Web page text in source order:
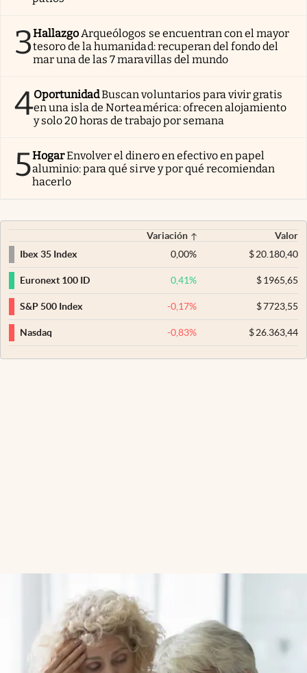
3Hallazgo Arqueólogos se encuentran con el mayor
tesoro de la humanidad: recuperan del fondo del
mar una de las 7 maravillas del mundo
4OportunidadBuscan voluntarios para vivir gratis
en una isla de Norteamérica: ofrecen alojamiento
y solo 20 horas de trabajo por semana
5HogarEnvolver el dinero en efectivo en papel
aluminio: para qué sirve y por qué recomiendan
hacerlo
Variación
Valor
Ibex 35 Index
0,00% $20.180,40
Euronext 100 ID 0,41% $1965,65
S&P 500 Index -0,17% $7723,55
Nasdaq -0,83% $26.363,44